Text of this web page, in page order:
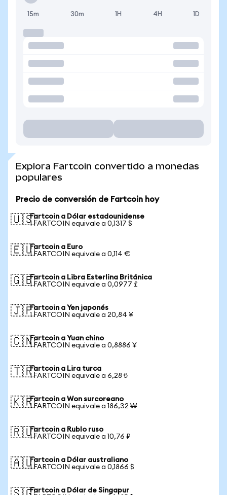
15m 30m 1H 4H 1D
Explora Fartcoin convertido a monedas
populares
Precio de conversión de Fartcoin hoy
🇺🇸Fartcoin a Dólar estadounidense
1 FARTCOIN equivale a 0,1317 $
🇪🇺Fartcoin a Euro
1 FARTCOIN equivale a 0,114 €
🇬🇧Fartcoin a Libra Esterlina Británica
1 FARTCOIN equivale a 0,0977 £
🇯🇵Fartcoin a Yen japonés
1 FARTCOIN equivale a 20,84 ¥
🇨🇳Fartcoin a Yuan chino
1 FARTCOIN equivale a 0,8886 ¥
🇹🇷Fartcoin a Lira turca
1 FARTCOIN equivale a 6,28 ₺
🇰🇷Fartcoin a Won surcoreano
1 FARTCOIN equivale a 186,32 ₩
🇷🇺Fartcoin a Rublo ruso
1 FARTCOIN equivale a 10,76 ₽
🇦🇺Fartcoin a Dólar australiano
1 FARTCOIN equivale a 0,1866 $
Fartcoin a Dólar de Singapur